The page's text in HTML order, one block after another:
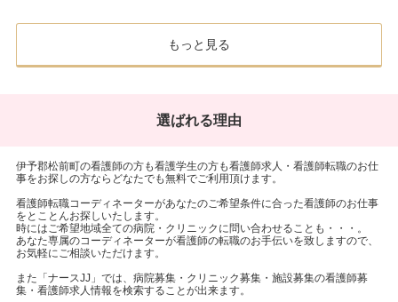
もっと見る
選ばれる理由
伊予郡松前町の看護師の方も看護学生の方も看護師求人・看護師転職のお仕
事をお探しの方ならどなたでも無料でご利用頂けます。
看護師転職コーディネーターがあなたのご希望条件に合った看護師のお仕事
をとことんお探しいたします。
時にはご希望地域全ての病院・クリニックに問い合わせることも・・・。
あなた専属のコーディネーターが看護師の転職のお手伝いを致しますので、
お気軽にご相談いただけます。
また「ナースJJ」では、病院募集・クリニック募集・施設募集の看護師募
集・看護師求人情報を検索することが出来ます。